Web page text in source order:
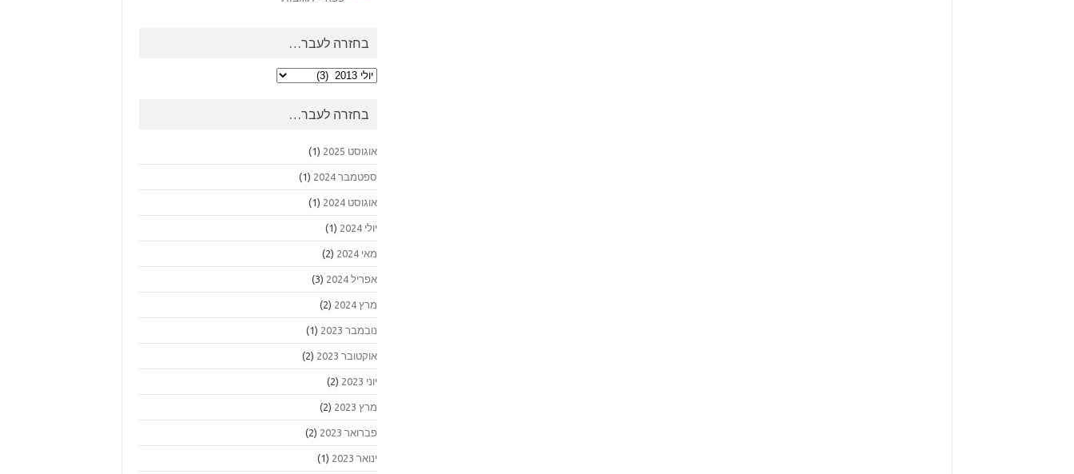
בחזרה לעבר…
בחזרה
בחזרה לעבר…
אוגוסט 2025 (1)
ספטמבר 2024 (1)
אוגוסט 2024 (1)
יולי 2024 (1)
מאי 2024 (2)
אפריל 2024 (3)
מרץ 2024 (2)
נובמבר 2023 (1)
אוקטובר 2023 (2)
יוני 2023 (2)
מרץ 2023 (2)
פברואר 2023 (2)
ינואר 2023 (1)